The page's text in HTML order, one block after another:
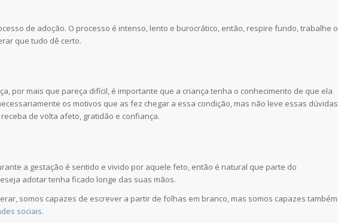
de adoção. O processo é intenso, lento e burocrático, então, respire fundo, trabalhe o
que tudo dê certo.
por mais que pareça difícil, é importante que a criança tenha o conhecimento de que ela
os motivos que as fez chegar a essa condição, mas não leve essas dúvidas
de volta afeto, gratidão e confiança.
a gestação é sentido e vivido por aquele feto, então é natural que parte do
adotar tenha ficado longe das suas mãos.
somos capazes de escrever a partir de folhas em branco, mas somos capazes também
sociais.